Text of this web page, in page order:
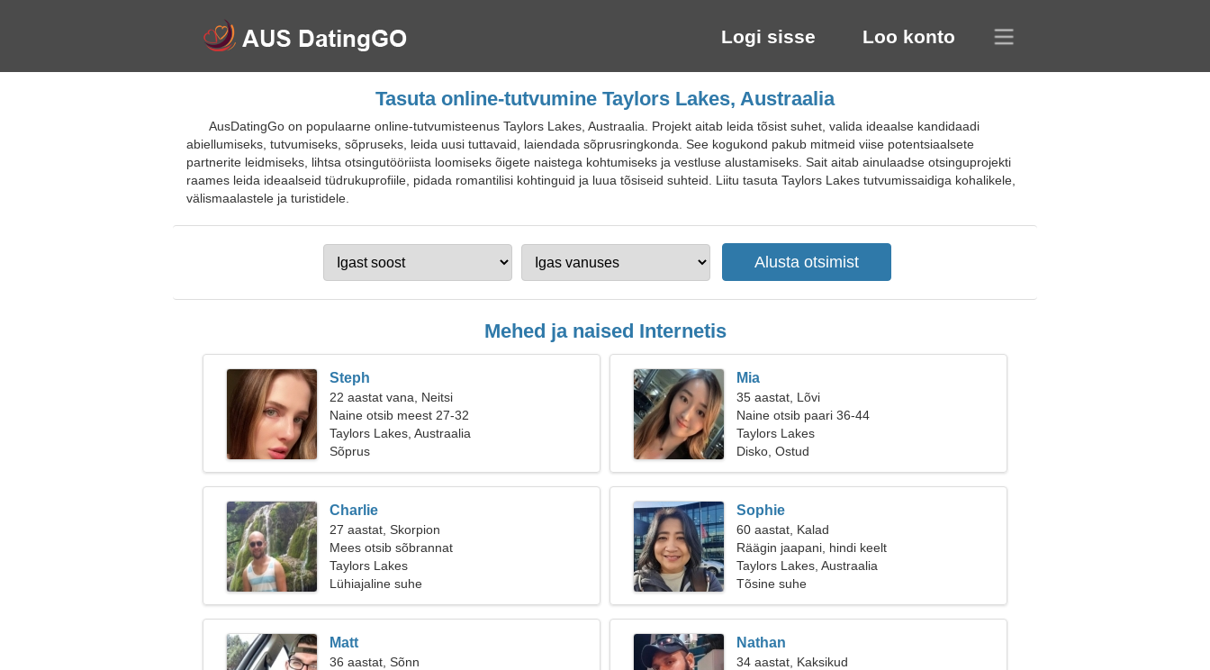
Logi sisse Loo konto
Tasuta online-tutvumine Taylors Lakes, Austraalia
AusDatingGo on populaarne online-tutvumisteenus Taylors Lakes, Austraalia. Projekt aitab leida tõsist suhet, valida ideaalse kandidaadi
abiellumiseks, tutvumiseks, sõpruseks, leida uusi tuttavaid, laiendada sõprusringkonda. See kogukond pakub mitmeid viise potentsiaalsete
partnerite leidmiseks, lihtsa otsingutööriista loomiseks õigete naistega kohtumiseks ja vestluse alustamiseks. Sait aitab ainulaadse otsinguprojekti
raames leida ideaalseid tüdrukuprofiile, pidada romantilisi kohtinguid ja luua tõsiseid suhteid. Liitu tasuta Taylors Lakes tutvumissaidiga kohalikele,
välismaalastele ja turistidele.
Mehed ja naised Internetis
Steph
22 aastat vana, Neitsi
Naine otsib meest 27-32
Taylors Lakes, Austraalia
Sõprus
Mia
35 aastat, Lõvi
Naine otsib paari 36-44
Taylors Lakes
Disko, Ostud
Charlie
27 aastat, Skorpion
Mees otsib sõbrannat
Taylors Lakes
Lühiajaline suhe
Sophie
60 aastat, Kalad
Räägin jaapani, hindi keelt
Taylors Lakes, Austraalia
Tõsine suhe
Matt
36 aastat, Sõnn
Nathan
34 aastat, Kaksikud